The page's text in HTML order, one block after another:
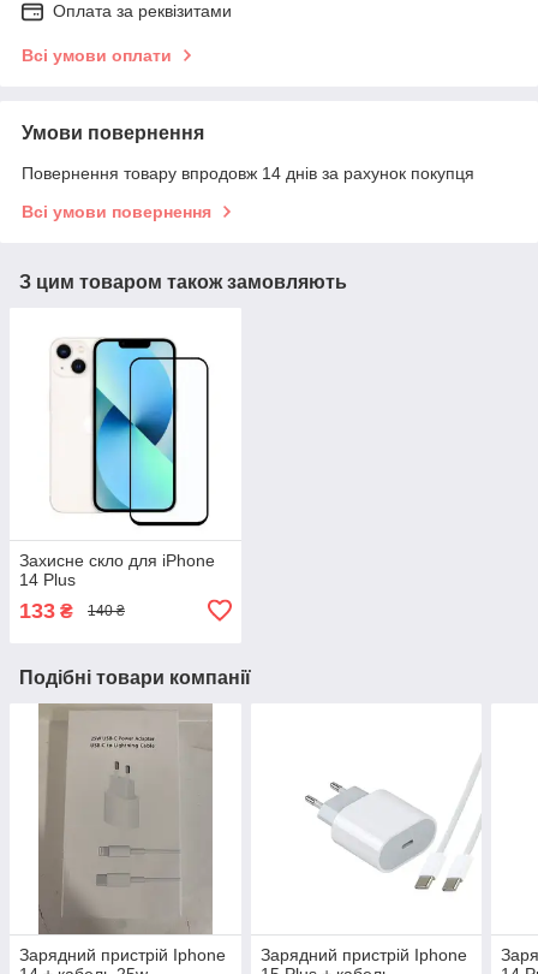
Оплата за реквізитами
Всі умови оплати
Умови повернення
Повернення товару впродовж 14 днів за рахунок покупця
Всі умови повернення
З цим товаром також замовляють
Захисне скло для iPhone
14 Plus
133 ₴ 140 ₴
Подібні товари компанії
Зарядний пристрій Iphone
Зарядний пристрій Iphone